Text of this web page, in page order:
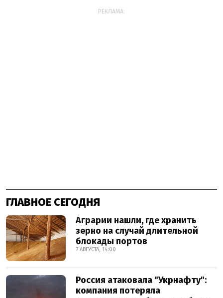
РЕКЛАМА:
ГЛАВНОЕ СЕГОДНЯ
Аграрии нашли, где хранить
зерно на случай длительной
блокады портов
7 АВГУСТА, 14:00
Россия атаковала "Укрнафту":
компания потеряла